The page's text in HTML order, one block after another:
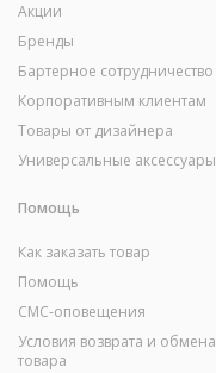
Акции
Бренды
Бартерное сотрудничество
Корпоративным клиентам
Товары от дизайнера
Универсальные аксессуары
Помощь
Как заказать товар
Помощь
СМС-оповещения
Условия возврата и обмена
товара